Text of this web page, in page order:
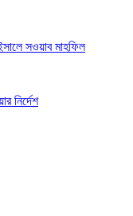
সওয়াব মাহফিল
নির্দেশ